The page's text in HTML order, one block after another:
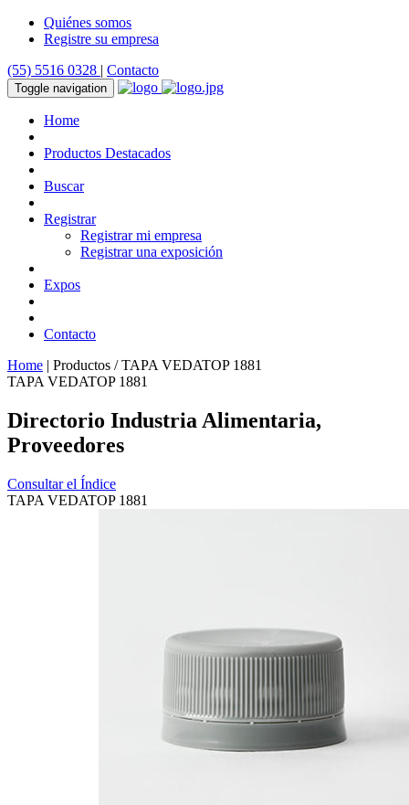
Quiénes somos
Registre su empresa
(55) 5516 0328 | Contacto
Toggle navigation
Home
Productos Destacados
Buscar
Registrar
Registrar mi empresa
Registrar una exposición
Expos
Contacto
Home | Productos / TAPA VEDATOP 1881
TAPA VEDATOP 1881
Directorio Industria Alimentaria,
Proveedores
Consultar el Índice
TAPA VEDATOP 1881